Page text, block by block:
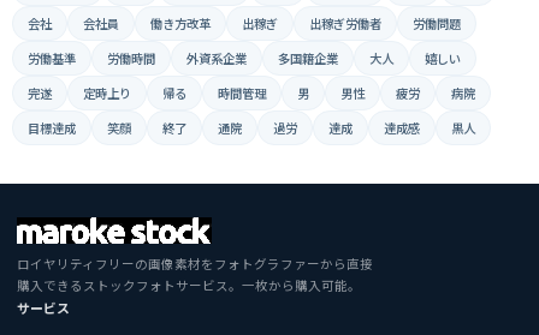
会社
会社員 働き方改革 出稼ぎ 出稼ぎ労働者
労働問題
労働基準
労働時間 外資系企業 多国籍企業 大人
嬉しい
完遂
定時上り 帰る 時間管理 男 男性 疲労
病院
目標達成
笑顔 終了 通院 過労 達成 達成感 黒人
ロイヤリティフリーの画像素材をフォトグラファーから直接
購入できるストックフォトサービス。一枚から購入可能。
サービス